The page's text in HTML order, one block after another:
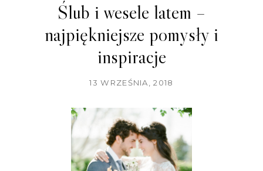
O MNIE
OFERTA
AC ACADEMY
PORTFOLIO
Ślub i wesele latem –
najpiękniejsze pomysły i
inspiracje
13 WRZEŚNIA, 2018